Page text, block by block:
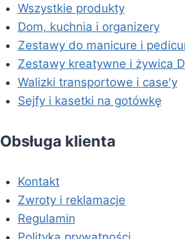
Wszystkie produkty
Dom, kuchnia i organizery
Zestawy do manicure i
Zestawy kreatywne i żywica
Walizki transportowe i case'y
Sejfy i kasetki na gotówkę
Obsługa klienta
Kontakt
Zwroty i reklamacje
Regulamin